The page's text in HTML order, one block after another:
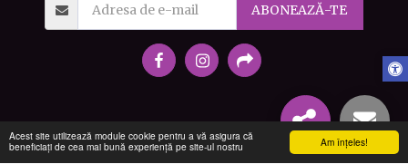
Am înţeles!
Acest site utilizează module cookie pentru a vă asigura că
beneficiați de cea mai bună experiență pe site-ul nostru
ABONEAZĂ-TE